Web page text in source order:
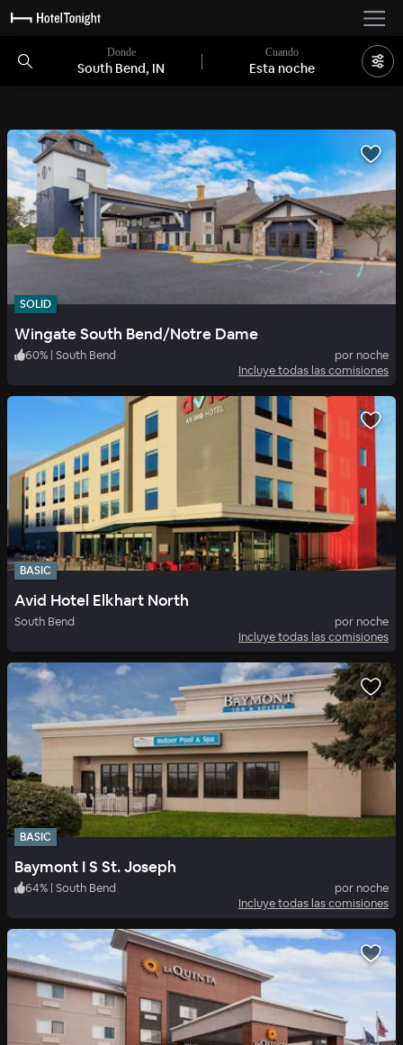
Donde
South Bend, IN
Cuando
Esta noche
SOLID
Wingate South Bend/Notre Dame
60% | South Bend
por noche
Incluye todas las comisiones
BASIC
Avid Hotel Elkhart North
South Bend
por noche
Incluye todas las comisiones
BASIC
Baymont I S St. Joseph
64% | South Bend
por noche
Incluye todas las comisiones